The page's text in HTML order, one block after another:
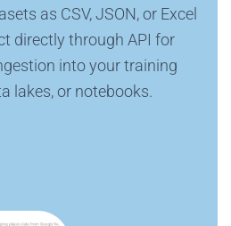
as CSV, JSON, or Excel
directly through API for
into your training
lakes, or notebooks.